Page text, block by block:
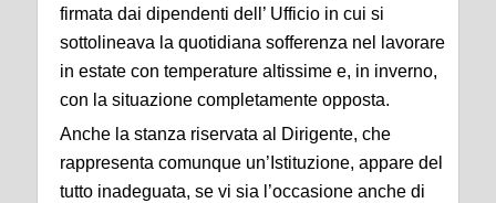
firmata dai dipendenti dell’ Ufficio in cui si
sottolineava la quotidiana sofferenza nel lavorare
in estate con temperature altissime e, in inverno,
con la situazione completamente opposta.
Anche la stanza riservata al Dirigente, che
rappresenta comunque un’Istituzione, appare del
tutto inadeguata, se vi sia l’occasione anche di